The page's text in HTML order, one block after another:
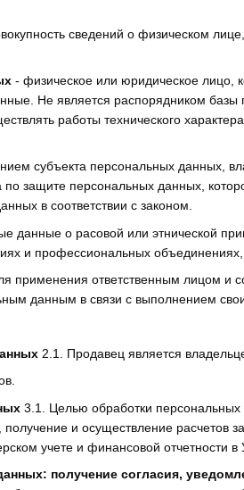
сведений о физическом
- физическое или юридическое лицо,
Не является распорядником
работы технического
субъекта персональных данных,
по защите персональных данных,
в соответствии с законом.
данные о расовой или этнической
и профессиональных
применения ответственным лицом и
данным в связи с выполнением
2.1. Продавец является
3.1. Целью обработки персональных
и осуществление расчетов
учете и финансовой отчетности в
получение согласия,